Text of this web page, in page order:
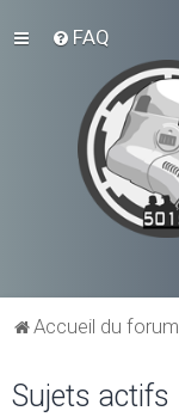
FAQ
Accueil du forum
Sujets actifs